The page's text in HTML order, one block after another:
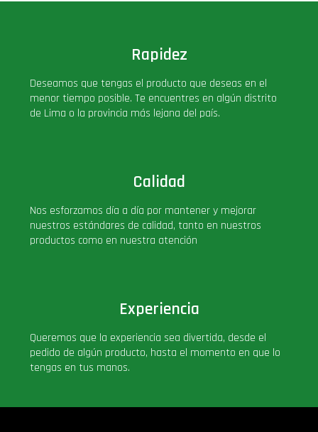
Rapidez
Deseamos que tengas el producto que deseas en el
menor tiempo posible. Te encuentres en algún distrito
de Lima o la provincia más lejana del país.
Calidad
Nos esforzamos día a día por mantener y mejorar
nuestros estándares de calidad, tanto en nuestros
productos como en nuestra atención
Experiencia
Queremos que la experiencia sea divertida, desde el
pedido de algún producto, hasta el momento en que lo
tengas en tus manos.